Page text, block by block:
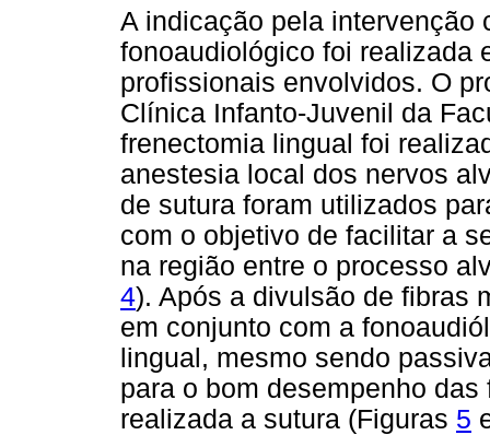
A indicação pela intervenção
fonoaudiológico foi realizada
profissionais envolvidos. O
Clínica Infanto-Juvenil da
frenectomia lingual foi
anestesia local dos nervos
de sutura foram utilizados
com o objetivo de facilitar a
na região entre o processo
4). Após a divulsão de fibras
em conjunto com a
lingual, mesmo sendo
para o bom desempenho
realizada a sutura (Figuras 5